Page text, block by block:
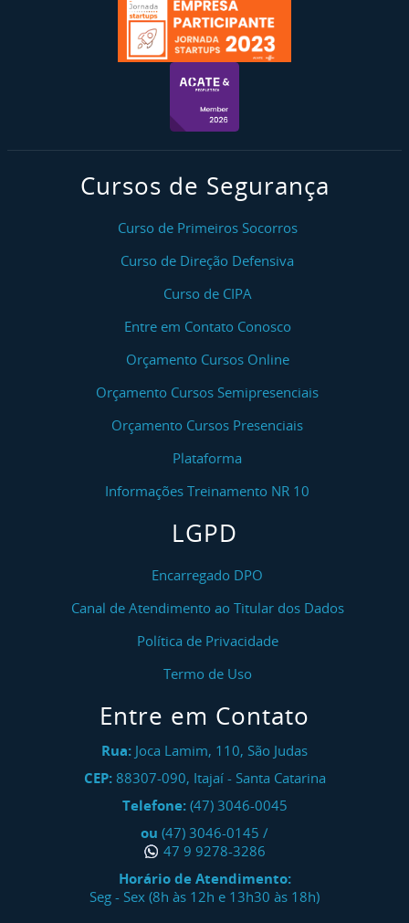
Cursos de Segurança
Curso de Primeiros Socorros
Curso de Direção Defensiva
Curso de CIPA
Entre em Contato Conosco
Orçamento Cursos Online
Orçamento Cursos Semipresenciais
Orçamento Cursos Presenciais
Plataforma
Informações Treinamento NR 10
LGPD
Encarregado DPO
Canal de Atendimento ao Titular dos Dados
Política de Privacidade
Termo de Uso
Entre em Contato
Rua: Joca Lamim, 110, São Judas
CEP: 88307-090, Itajaí- Santa Catarina
Telefone: (47) 3046-0045
ou (47) 3046-0145 /
47 9 9278-3286
Horário de Atendimento:
Seg - Sex (8h às 12h e 13h30 às 18h)